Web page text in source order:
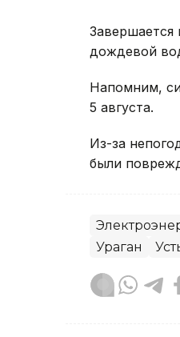
Завершается
дождевой
Напомним,
5 августа.
Из-за
были
Ураган